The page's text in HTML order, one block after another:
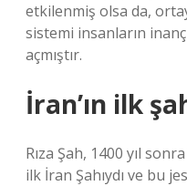
etkilenmiş olsa da,
sistemi insanların
açmıştır.
İran’ın ilk
Rıza Şah, 1400 yıl
ilk İran Şahıydı ve bu